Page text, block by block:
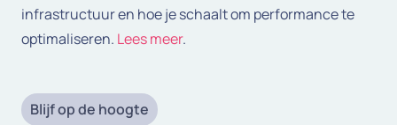
infrastructuur en hoe je schaalt om performance te
optimaliseren. Lees meer.
Blijf op de hoogte